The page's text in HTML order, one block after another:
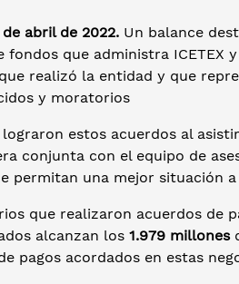
de abril de 2022. Un balance
fondos que administra ICETEX
realizó la entidad y que
y moratorios
estos acuerdos al
conjunta con el equipo de
permitan una mejor situación
que realizaron acuerdos de
alcanzan los 1.979 millones
pagos acordados en estas